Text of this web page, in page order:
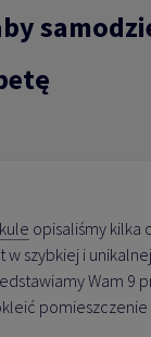
opisaliśmy kilka
w szybkiej i
Wam 9